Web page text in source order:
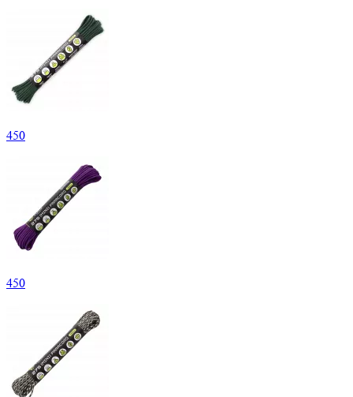
450
450